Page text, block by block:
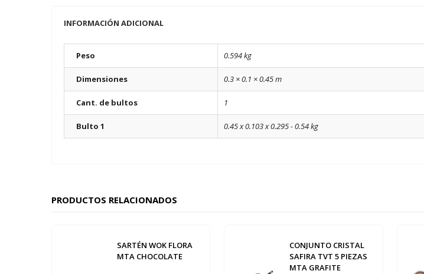
INFORMACIÓN ADICIONAL
Peso 0.594 kg
Dimensiones 0.3 × 0.1 × 0.45 m
Cant. de bultos 1
Bulto 1 0.45 x 0.103 x 0.295 - 0.54 kg
PRODUCTOS RELACIONADOS
SARTÉN WOK FLORA
MTA CHOCOLATE
CONJUNTO CRISTAL
SAFIRA TVT 5 PIEZAS
MTA GRAFITE